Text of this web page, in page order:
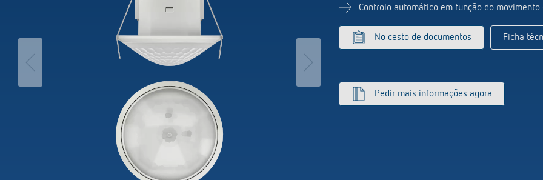
Sistema de sensores
Controlo automático em função do
No cesto de documentos Ficha
Pedir mais informações agora